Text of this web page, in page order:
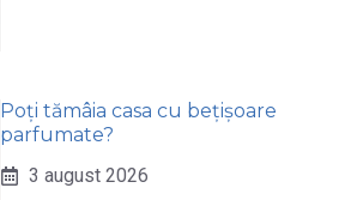
Poți tămâia casa cu bețișoare
parfumate?
3 august 2026